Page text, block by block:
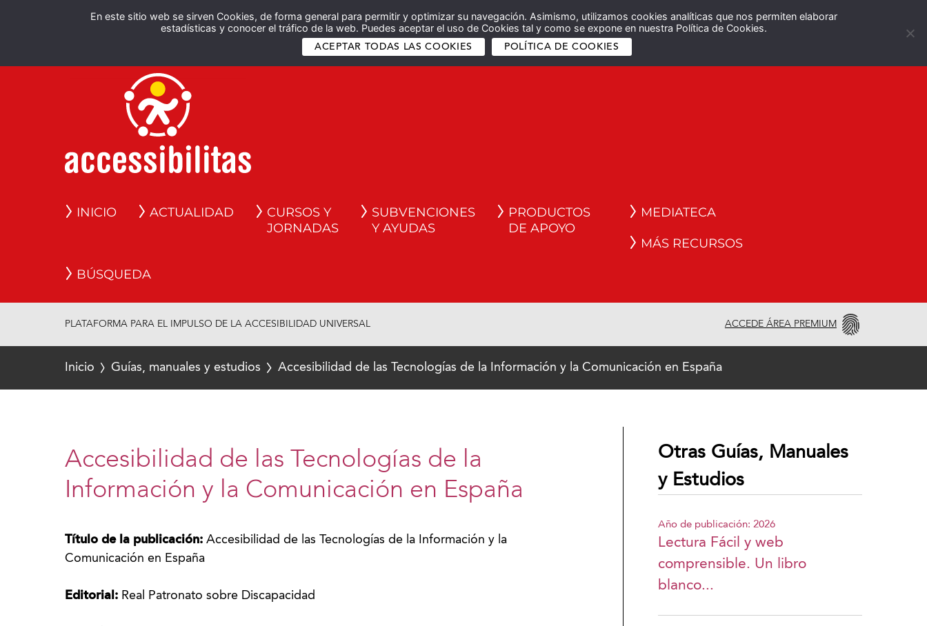
En este sitio web se sirven Cookies, de forma general para permitir y optimizar su navegación. Asimismo, utilizamos cookies analíticas que nos permiten elaborar
estadísticas y conocer el tráfico de la web. Puedes aceptar el uso de Cookies tal y como se expone en nuestra Política de Cookies.
ACEPTAR TODAS LAS COOKIES POLÍTICA DE COOKIES
Español English
INICIO ACTUALIDAD
CURSOS Y
JORNADAS
SUBVENCIONES
Y AYUDAS
PRODUCTOS
DE APOYO
MEDIATECA
MÁS RECURSOS
BÚSQUEDA
PLATAFORMA PARA EL IMPULSO DE LA ACCESIBILIDAD UNIVERSAL ACCEDE ÁREA PREMIUM
Inicio Guías, manuales y estudios Accesibilidad de las Tecnologías de la Información y la Comunicación en España
Accesibilidad de las Tecnologías de la
Información y la Comunicación en España
Título de la publicación:Accesibilidad de las Tecnologías de la Información y la
Comunicación en España
Editorial: Real Patronato sobre Discapacidad
Otras Guías, Manuales
y Estudios
Año de publicación: 2026
Lectura Fácil y web
comprensible. Un libro
blanco...